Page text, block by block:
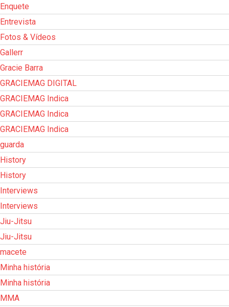
Enquete
Entrevista
Fotos & Vídeos
Gallerr
Gracie Barra
GRACIEMAG DIGITAL
GRACIEMAG Indica
GRACIEMAG Indica
GRACIEMAG Indica
guarda
History
History
Interviews
Interviews
Jiu-Jitsu
Jiu-Jitsu
macete
Minha história
Minha história
MMA